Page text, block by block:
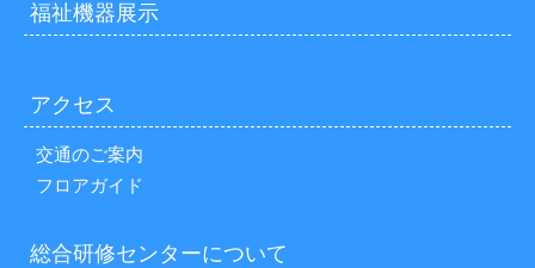
福祉機器展示
アクセス
交通のご案内
フロアガイド
総合研修センターについて